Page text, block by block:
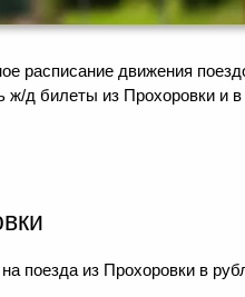
расписание движения
ж/д билеты из Прохоровки и
поезда из Прохоровки в